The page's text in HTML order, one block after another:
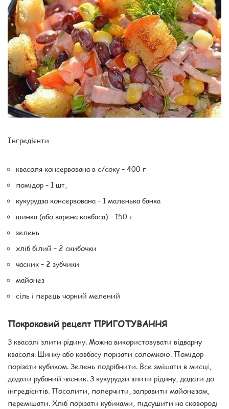
Інгредієнти
квасоля консервована в с/соку – 400 г
помідор – 1 шт,
кукурудза консервована – 1 маленька банка
шинка (або варена ковбаса) – 150 г
зелень
хліб білий – 2 скибочки
часник – 2 зубчики
майонез
сіль і перець чорний мелений
Покроковий рецепт ПРИГОТУВАННЯ
З квасолі злити рідину. Можна використовувати відварну
квасоля. Шинку або ковбасу порізати соломкою. Помідор
порізати кубиком. Зелень подрібнити. Все змішати в мисці,
додати рубаний часник. З кукурудзи злити рідину, додати до
інгредієнтів. Посолити, поперчити, заправити майонезом,
перемішати. Хліб порізати кубиками, підсушити на сковороді